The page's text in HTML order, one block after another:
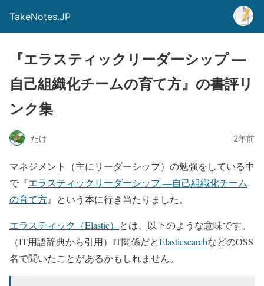
TakeNotes.JP
『エラスティックリーダーシップ ―
自己組織化チームの育て方』の書評リ
ンク集
たけ 2年前
マネジメント（主にリーダーシップ）の勉強をしている中
で『エラスティックリーダーシップ ―自己組織化チーム
の育て方』という本に行き当たりました。
エラスティック（Elastic） とは、以下のような意味です。
（IT用語辞典から引用）IT関係だとElasticsearchなどのOSS
名で聞いたことがあるかもしれません。